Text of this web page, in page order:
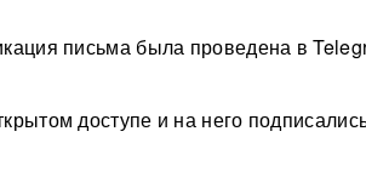
письма была проведена в
доступе и на него